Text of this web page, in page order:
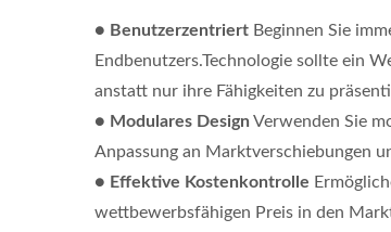
● Benutzerzentriert Beginnen Sie
Endbenutzers.Technologie sollte ein
anstatt nur ihre Fähigkeiten zu
● Modulares Design Verwenden Sie
Anpassung an Marktverschiebungen
● Effektive Kostenkontrolle
wettbewerbsfähigen Preis in den